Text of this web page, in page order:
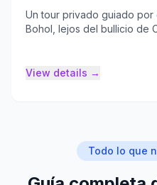
Un tour privado guiado
Bohol, lejos del bullicio de
View details →
Todo lo que